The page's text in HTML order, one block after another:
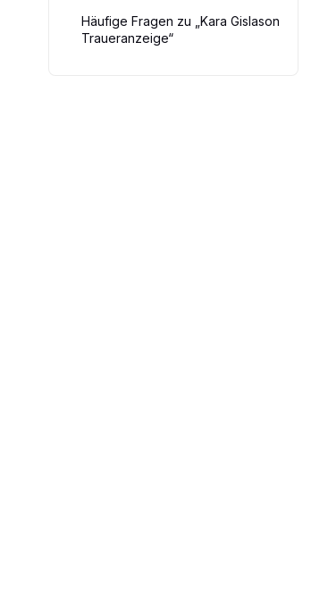
Häufige Fragen zu „Kara Gislason
Traueranzeige“